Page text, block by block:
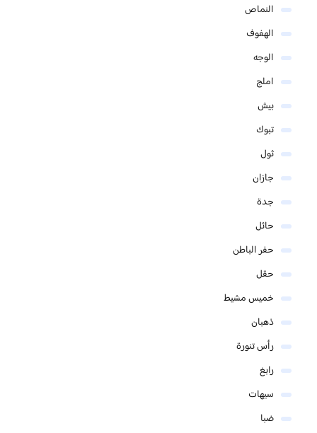
النماص
الهفوف
الوجه
املج
بيش
تبوك
ثول
جازان
جدة
حائل
حفر الباطن
حقل
خميس مشيط
ذهبان
رأس تنورة
رابغ
سيهات
ضبا